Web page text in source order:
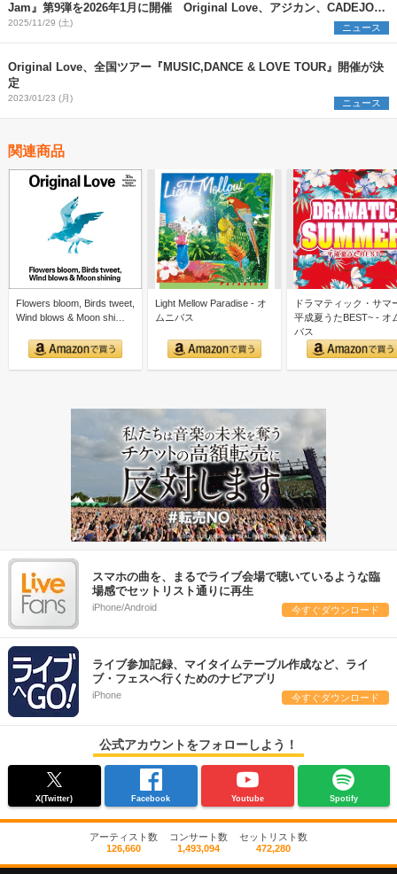
Jam』第9弾を2026年1月に開催 Original Love、アジカン、CADEJOの
対バンが実現【コメントあり】
2025/11/29 (土) ニュース
Original Love、全国ツアー『MUSIC,DANCE & LOVE TOUR』開催が決
定
2023/01/23 (月) ニュース
関連商品
Flowers bloom, Birds tweet,
Wind blows & Moon shi…
Light Mellow Paradise - オ
ムニバス
ドラマティック・サマ
平成夏うたBEST~ - オ
バス
スマホの曲を、まるでライブ会場で聴いているような臨
場感でセットリスト通りに再生
iPhone/Android 今すぐダウンロード
ライブ参加記録、マイタイムテーブル作成など、ライ
ブ・フェスへ行くためのナビアプリ
iPhone 今すぐダウンロード
公式アカウントをフォローしよう！
X(Twitter) Facebook Youtube Spotify
アーティスト数
126,660
コンサート数
1,493,094
セットリスト数
472,280